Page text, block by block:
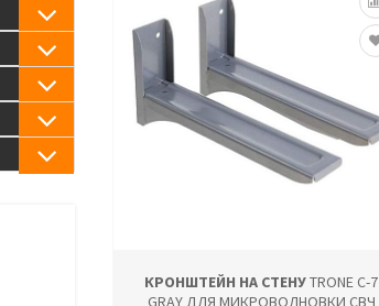
КРОНШТЕЙН НА СТЕНУTRONE С-7
GRAY ДЛЯ МИКРОВОЛНОВКИ СВЧ